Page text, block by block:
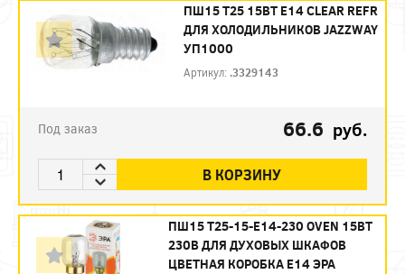
ПШ15 T25 15ВТ E14 CLEAR REFR
ДЛЯ ХОЛОДИЛЬНИКОВ JAZZWAY
УП1000
Артикул: .3329143
Под заказ 66.6 руб.
В КОРЗИНУ
ПШ15 T25-15-E14-230 OVEN 15ВТ
230В ДЛЯ ДУХОВЫХ ШКАФОВ
ЦВЕТНАЯ КОРОБКА Е14 ЭРА